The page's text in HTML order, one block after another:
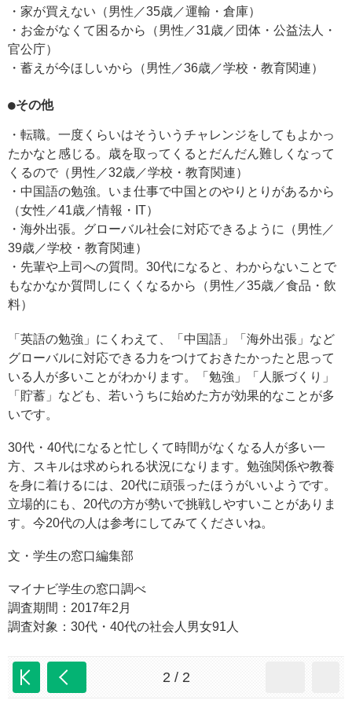
・家が買えない（男性／35歳／運輸・倉庫）
・お金がなくて困るから（男性／31歳／団体・公益法人・
官公庁）
・蓄えが今ほしいから（男性／36歳／学校・教育関連）
●その他
・転職。一度くらいはそういうチャレンジをしてもよかっ
たかなと感じる。歳を取ってくるとだんだん難しくなって
くるので（男性／32歳／学校・教育関連）
・中国語の勉強。いま仕事で中国とのやりとりがあるから
（女性／41歳／情報・IT）
・海外出張。グローバル社会に対応できるように（男性／
39歳／学校・教育関連）
・先輩や上司への質問。30代になると、わからないことで
もなかなか質問しにくくなるから（男性／35歳／食品・飲
料）
「英語の勉強」にくわえて、「中国語」「海外出張」など
グローバルに対応できる力をつけておきたかったと思って
いる人が多いことがわかります。「勉強」「人脈づくり」
「貯蓄」なども、若いうちに始めた方が効果的なことが多
いです。
30代・40代になると忙しくて時間がなくなる人が多い一
方、スキルは求められる状況になります。勉強関係や教養
を身に着けるには、20代に頑張ったほうがいいようです。
立場的にも、20代の方が勢いで挑戦しやすいことがありま
す。今20代の人は参考にしてみてくださいね。
文・学生の窓口編集部
マイナビ学生の窓口調べ
調査期間：2017年2月
調査対象：30代・40代の社会人男女91人
2 / 2